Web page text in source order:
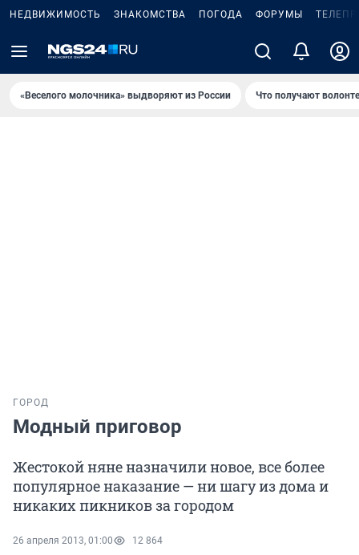
НЕДВИЖИМОСТЬ ЗНАКОМСТВА ПОГОДА ФОРУМЫ
«Веселого молочника» выдворяют из России Что получают
ГОРОД
Модный приговор
Жестокой няне назначили новое, все более
популярное наказание — ни шагу из дома и
никаких пикников за городом
26 апреля 2013, 01:00 12 864